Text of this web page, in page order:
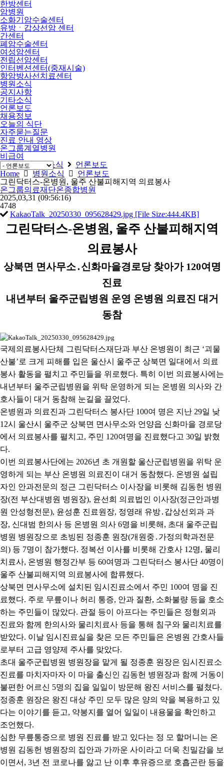
한방센터
암병원
소화기암수술센터
유방ㆍ갑상선암 센터
간센터
폐암수술센터
여성암센터
전립선암센터
인터벤션센터(중재시술)
항암방사선치료센터
병원소식
공지사항
기타소식
언론보도
채용정보
오늘의 식단
자주묻는질문
진료 안내 영상
온그룹계열병원
비급여
Home
병원소식
언론보도
Home
병원소식
언론보도
그린닥터스-온병원, 울주 산불피해지역 의료봉사
온그룹의료재단온종합병원
2025,03,31 (09:56:16)
4748
KakaoTalk_20250330_095628429.jpg [File Size:444.4KB]
그린닥터스-온병원 , 울주 산불피해지역
의료봉사
상북면 면사무소․신화마을경로당 찾아가 120여명
진료
내년부터 울주군립병원 운영 온병원 의료진 대거
동참
국제의료봉사단체 그린닥터스재단과 부산 온병원이 최근 ‘괴물
산불’로 크게 피해를 입은 울산시 울주군 상북면 일대에서 의료
봉사 활동을 펼치고 주민들을 위로했다. 특히 이번 의료봉사에는
내년부터 울주군립병원을 위탁 운영하게 되는 온병원 의사와 간
호사들이 대거 동참해 눈길을 끌었다.
온병원과 의료진과 그린닥터스 봉사단 100여 명은 지난 29일 낮
12시 울산시 울주군 상북면 면사무소와 언양읍 신화마을 경로당
에서 의료봉사를 펼치고, 주민 120여명을 진료했다고 30일 밝혔
다.
이번 의료봉사단에는 2026년 초 개원할 울산군립병원을 위탁 운
영하게 되는 부산 온병원 의료진이 대거 동참했다. 온병원 설립
자인 안과전문의 정근 그린닥터스 이사장을 비롯해 김동헌 병원
장(전 부산대병원 병원장), 윤선희 의료법인 이사장(정근안과병
원 안성형전문), 윤성훈 진료원장, 정영래 유방․ 갑상선외과 과
장, 신대범 한의사 등 온병원 의사 6명을 비롯해 , 초대 울주군립
병원 병원장으로 초빙된 정종훈 원장(개원중 ․ 가정의학과전문
의 ) 등 7명이 참가했다. 정복선 이사를 비롯해 간호사 12명, 물리
치료사, 온병원 행정간부 등 60여명과 그린닥터스 봉사단 40명이
울주 산불피해지역 의료봉사에 합류했다.
상북면 면사무소에 설치된 임시진료소에서 주민 100여 명을 진
료했다. 주로 무릎이나 허리 통증, 안과 질환, 소화불량 등을 호소
하는 주민들이 많았다. 관절 등이 아프다는 주민들은 정형외과
진료와 함께 한의사와 물리치료사 등을 통해 침구와 물리치료를
받았다. 이날 임시진료실을 찾은 모든 주민들은 온병원 간호사들
로부터 고급 영양제 주사를 맞았다.
초대 울주군립병원 병원장을 맡게 될 정종훈 원장은 임시진료소
진료를 마치자마자 이 마을 출신인 김동헌 병원장과 함께 거동이
불편한 어르신 5명의 집을 일일이 방문해 왕진 서비스를 펼쳤다.
정종훈 원장은 왕진 대상 주민 모두 많은 양의 약을 복용하고 있
다는 이야기를 듣고, 약봉지를 열어 일일이 내용물을 확인하고
조언했다.
심한 무릎통증으로 병원 진료를 받고 있다는 정 모 할머니는 온
병원 김동헌 병원장의 집안과 가까운 사이라고 더욱 친밀감을 보
이면서 , 3년 전 코로나를 앓고 난 이후 후유증으로 호흡곤란 등을